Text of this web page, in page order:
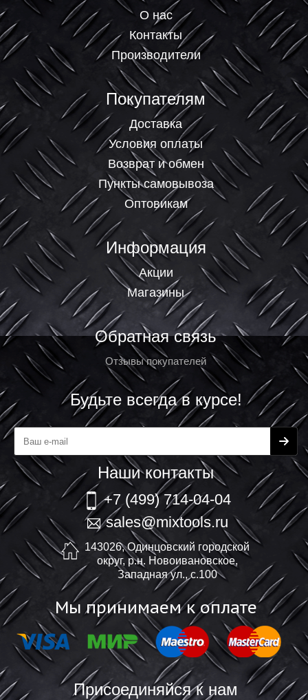
О нас
Контакты
Производители
Покупателям
Доставка
Условия оплаты
Возврат и обмен
Пункты самовывоза
Оптовикам
Информация
Акции
Магазины
Обратная связь
Отзывы покупателей
Будьте всегда в курсе!
Наши контакты
+7 (499) 714-04-04
sales@mixtools.ru
143026, Одинцовский городской
округ, р.н. Новоивановское,
Западная ул., с.100
Мы принимаем к оплате
Присоединяйся к нам